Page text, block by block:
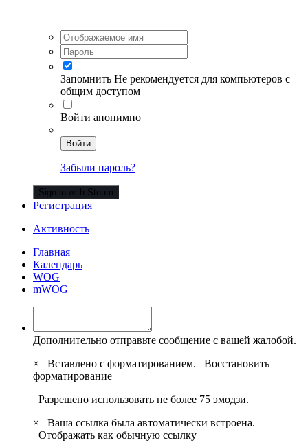
Запомнить Не рекомендуется для компьютеров с
общим доступом
Войти анонимно
Войти
Забыли пароль?
Sign in with Steam
Регистрация
Активность
Главная
Календарь
WOG
mWOG
Дополнительно отправьте сообщение с вашей жалобой.
×
Вставлено с форматированием. Восстановить
форматирование
Разрешено использовать не более 75 эмодзи.
×
Ваша ссылка была автоматически встроена.
Отображать как обычную ссылку